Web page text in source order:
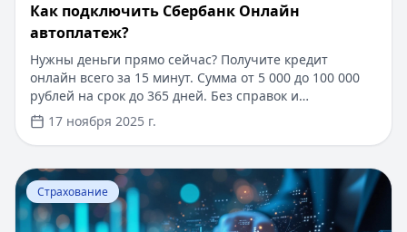
Как подключить Сбербанк Онлайн
автоплатеж?
Нужны деньги прямо сейчас? Получите кредит
онлайн всего за 15 минут. Сумма от 5 000 до 100 000
рублей на срок до 365 дней. Без справок и
поручителей, достаточно только паспорта. Решение
принимается автоматически, деньги поступают на
карту сразу после одобрения. Процентная ставка от
0.9% в день, для новых клиентов первый займ под 0%.
Узнайте, как настроить автоплатеж для
своевременного погашения кредита и избежать
просрочек.
17 ноября 2025 г.
Перейти к статье:​Ингосстрах страхование в 2025
Страхование